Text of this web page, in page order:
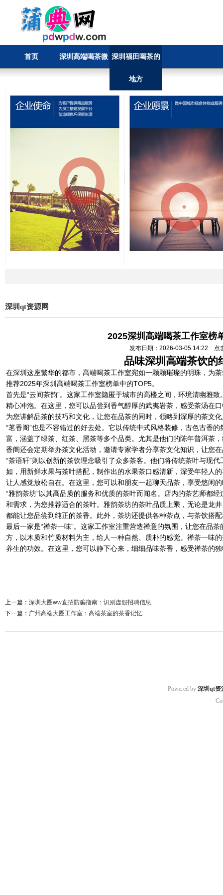
首页 深圳高端喝茶微 深圳福田喝茶的
地方
深圳qt资源网
2025深圳高端喝茶工作室榜
发布日期：2026-03-05 14:22 点
品味深圳高端茶饮的
在深圳这座繁华的都市，高端喝茶工作室宛如一颗颗璀璨的明珠，为
推荐2025年深圳高端喝茶工作室榜单中的TOP5。
首先是“云间茶韵”。这家工作室隐匿于城市的高楼之间，环境清幽雅
精心冲泡。在这里，您可以品尝到香气醇厚的武夷岩茶，感受茶汤在
为您讲解品茶的技巧和文化，让您在品茶的同时，领略到深厚的茶文
“茗香阁”也是不容错过的好去处。它以传统中式风格装修，古色古香
富，涵盖了绿茶、红茶、黑茶等多个品类。尤其是他们的陈年普洱茶
香阁还会定期举办茶文化活动，邀请专家学者分享茶文化知识，让您
“茶语轩”则以创新的茶饮理念吸引了众多茶客。他们将传统茶叶与现
如，用新鲜水果与茶叶搭配，制作出的水果茶口感清新，深受年轻人
让人感觉放松自在。在这里，您可以和朋友一起聊天品茶，享受悠闲
“雅韵茶坊”以其高品质的服务和优质的茶叶而闻名。店内的茶艺师都
和需求，为您推荐适合的茶叶。雅韵茶坊的茶叶品质上乘，无论是龙
都能让您品尝到纯正的茶香。此外，茶坊还提供各种茶点，与茶饮搭
最后一家是“禅茶一味”。这家工作室注重营造禅意的氛围，让您在品
方，以木质和竹质材料为主，给人一种自然、质朴的感觉。禅茶一味
养生的功效。在这里，您可以静下心来，细细品味茶香，感受禅茶的
上一篇： 深圳大圈ww直招防骗指南：识别虚假招聘信息
下一篇： ‌广州高端大圈工作室‌：高端茶室的茶香记忆
Powered by 深圳qt资